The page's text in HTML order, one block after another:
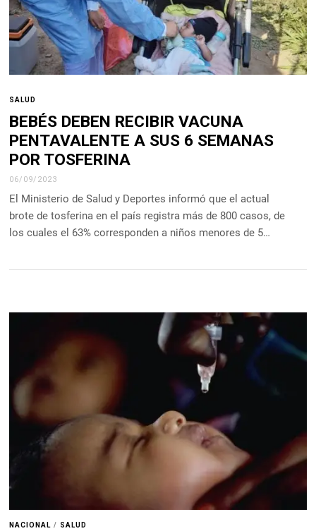
SALUD
BEBÉS DEBEN RECIBIR VACUNA
PENTAVALENTE A SUS 6 SEMANAS
POR TOSFERINA
06/09/2023
El Ministerio de Salud y Deportes informó que el actual
brote de tosferina en el país registra más de 800 casos, de
los cuales el 63% corresponden a niños menores de 5…
NACIONAL / SALUD